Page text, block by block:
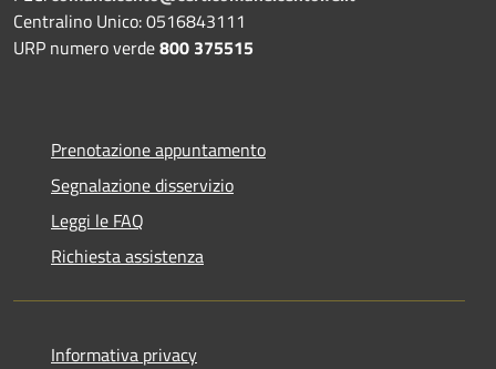
Centralino Unico: 0516843111
URP numero verde800 375515
Prenotazione appuntamento
Segnalazione disservizio
Leggi le FAQ
Richiesta assistenza
Informativa privacy